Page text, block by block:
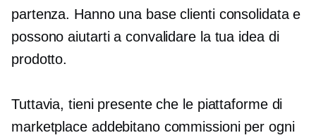
partenza. Hanno una base clienti consolidata e
possono aiutarti a convalidare la tua idea di
prodotto.
Tuttavia, tieni presente che le piattaforme di
marketplace addebitano commissioni per ogni